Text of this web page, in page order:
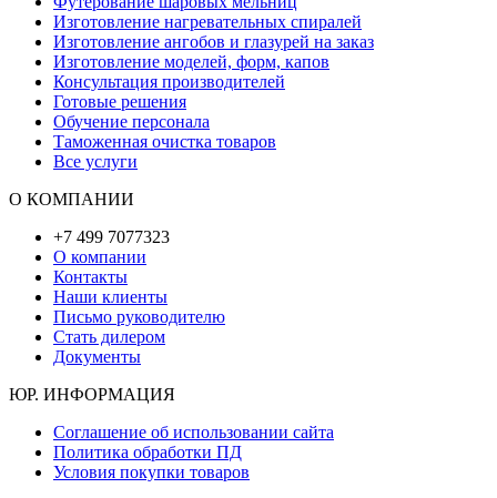
Изготовление нагревательных спиралей
Изготовление ангобов и глазурей на заказ
Изготовление моделей, форм, капов
Консультация производителей
Готовые решения
Обучение персонала
Таможенная очистка товаров
Все услуги
О КОМПАНИИ
+7 499 7077323
О компании
Контакты
Наши клиенты
Письмо руководителю
Стать дилером
Документы
ЮР. ИНФОРМАЦИЯ
Соглашение об использовании сайта
Политика обработки ПД
Условия покупки товаров